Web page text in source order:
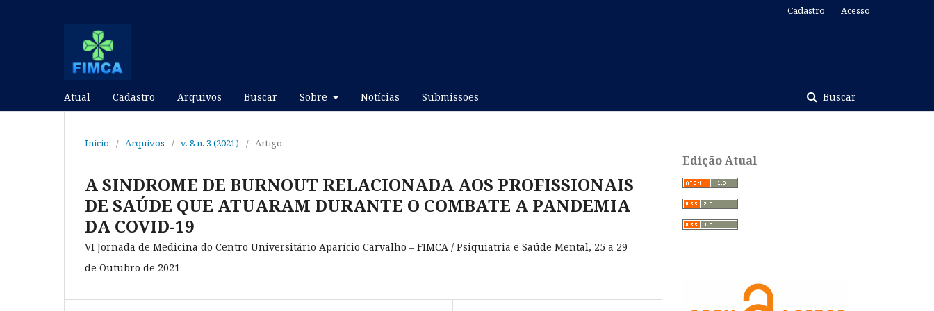
Atual Cadastro Arquivos Buscar Sobre Notícias Submissões Buscar
Cadastro Acesso
Início / Arquivos / v. 8 n. 3 (2021) / Artigo
A SINDROME DE BURNOUT RELACIONADA AOS PROFISSIONAIS
DE SAÚDE QUE ATUARAM DURANTE O COMBATE A PANDEMIA
DA COVID-19
VI Jornada de Medicina do Centro Universitário Aparício Carvalho – FIMCA / Psiquiatria e Saúde Mental, 25 a 29
de Outubro de 2021
Edição Atual